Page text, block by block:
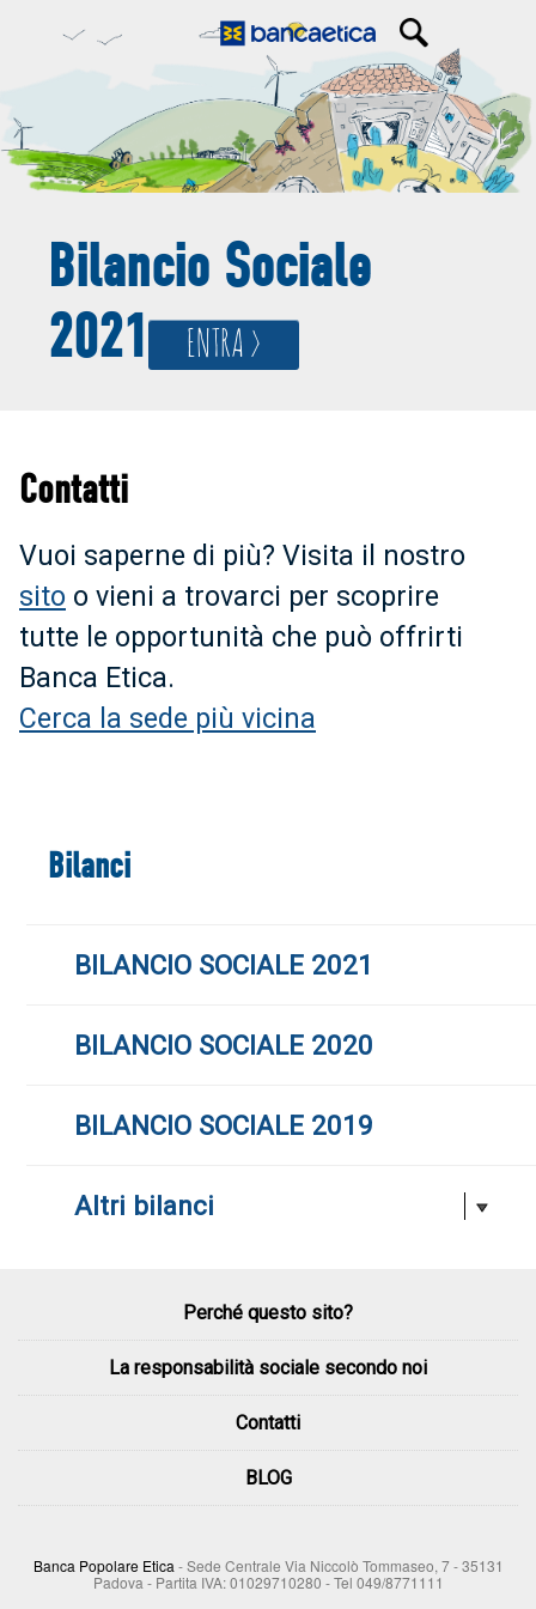
Bilancio Sociale
2021
ENTRA >
Contatti
Vuoi saperne di più? Visita il nostro
sito o vieni a trovarci per scoprire
tutte le opportunità che può offrirti
Banca Etica.
Cerca la sede più vicina
Bilanci
BILANCIO SOCIALE 2021
BILANCIO SOCIALE 2020
BILANCIO SOCIALE 2019
Altri bilanci
Perché questo sito?
La responsabilità sociale secondo noi
Contatti
BLOG
Banca Popolare Etica - Sede Centrale Via Niccolò Tommaseo, 7 - 35131
Padova - Partita IVA: 01029710280 - Tel 049/8771111